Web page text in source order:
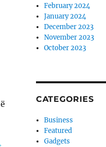
February 2024
January 2024
December 2023
November 2023
October 2023
CATEGORIES
Business
Featured
Gadgets